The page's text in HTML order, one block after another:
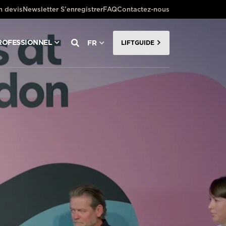
devis Newsletter S’enregistrerFAQContactez-nous
FR LIFTGUIDE